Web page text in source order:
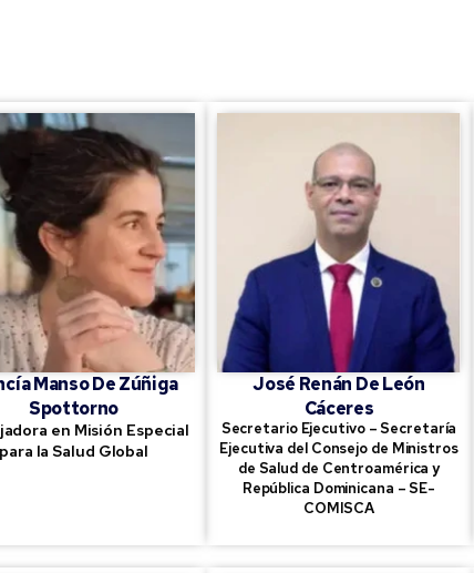
Manso De Zúñiga
Spottorno
en Misión Especial
para la Salud Global
José Renán De León
Cáceres
Secretario Ejecutivo – Secretaría
Ejecutiva del Consejo de Ministros
de Salud de Centroamérica y
República Dominicana – SE-
COMISCA